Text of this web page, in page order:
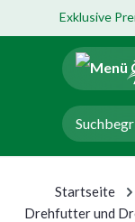
Hauptinhalt
Zur Navigation
Exklusive
Startseite
Drehfutter und